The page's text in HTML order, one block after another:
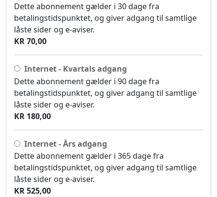
Dette abonnement gælder i 30 dage fra
betalingstidspunktet, og giver adgang til samtlige
låste sider og e-aviser.
KR 70,00
Internet - Kvartals adgang
Dette abonnement gælder i 90 dage fra
betalingstidspunktet, og giver adgang til samtlige
låste sider og e-aviser.
KR 180,00
Internet - Års adgang
Dette abonnement gælder i 365 dage fra
betalingstidspunktet, og giver adgang til samtlige
låste sider og e-aviser.
KR 525,00